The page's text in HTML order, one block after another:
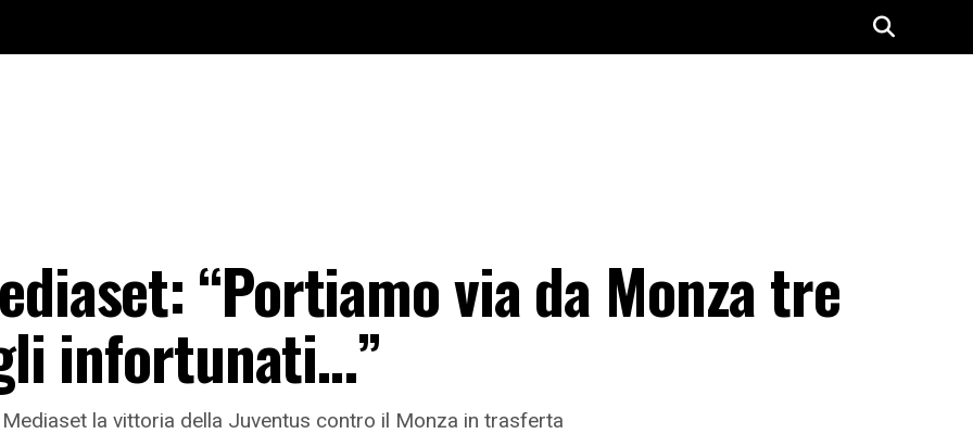
“Portiamo via da Monza tre
infortunati…”
la vittoria della Juventus contro il Monza in trasferta